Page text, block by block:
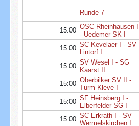
Runde 7
15:00 OSC Rheinhausen I
- Uedemer SK I
15:00 SC Kevelaer I - SV
Lintorf I
15:00 SV Wesel I - SG
Kaarst II
15:00 Oberbilker SV II -
Turm Kleve I
15:00 SF Heinsberg I -
Elberfelder SG I
15:00 SC Erkrath I - SV
Wermelskirchen I